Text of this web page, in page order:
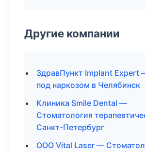
Другие компании
ЗдравПункт Implant Expert
под наркозом в Челябинск
Клиника Smile Dental —
Стоматология
Санкт-Петербург
ООО Vital Laser —